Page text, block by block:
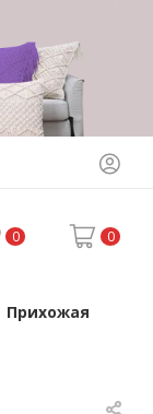
0 0
Прихожая